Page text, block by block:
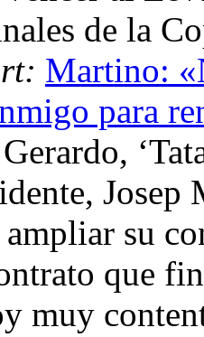
de la
Martino:
para
Josep
su
que
muy